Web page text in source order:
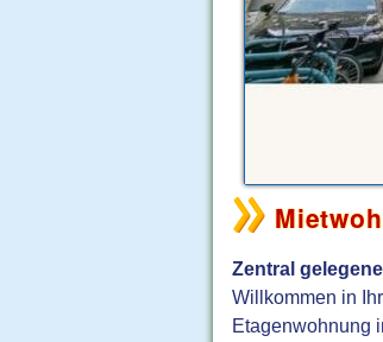
Zentral
Willkommen in
Etagenwohnung